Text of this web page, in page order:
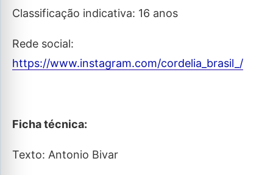
Classificação indicativa: 16 anos
Rede social:
https://www.instagram.com/cordelia_brasil_/
Ficha técnica:
Texto: Antonio Bivar